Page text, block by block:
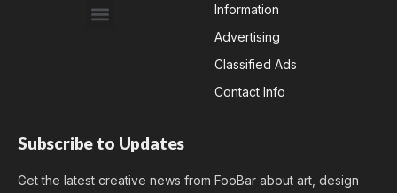
Information
Advertising
Classified Ads
Contact Info
Subscribe to Updates
Get the latest creative news from FooBar about art, design